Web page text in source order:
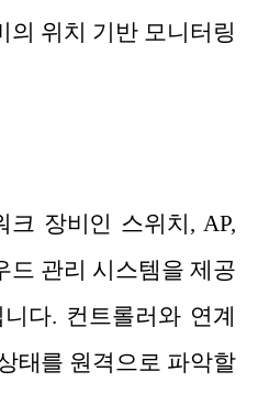
의 위치 기반 모니터링
크 장비인 스위치, AP,
드 관리 시스템을 제공
다. 컨트롤러와 연계
태를 원격으로 파악할